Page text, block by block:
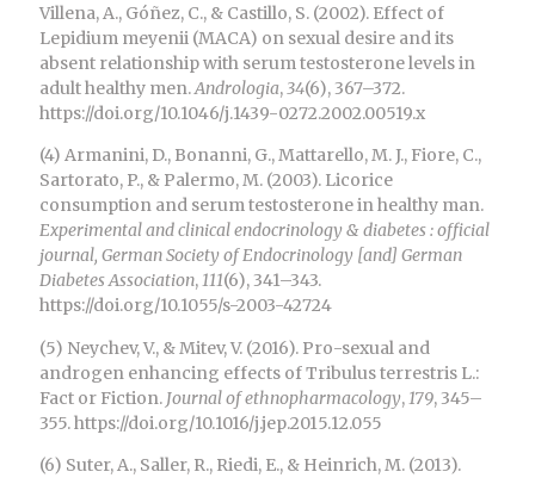
Villena, A., Góñez, C., & Castillo, S. (2002). Effect of
Lepidium meyenii (MACA) on sexual desire and its
absent relationship with serum testosterone levels in
adult healthy men.Andrologia,34(6), 367–372.
https://doi.org/10.1046/j.1439-0272.2002.00519.x
(4) Armanini, D., Bonanni, G., Mattarello, M. J., Fiore, C.,
Sartorato, P., & Palermo, M. (2003). Licorice
consumption and serum testosterone in healthy man.
Experimental and clinical endocrinology & diabetes : official
journal, German Society of Endocrinology [and] German
Diabetes Association,111(6), 341–343.
https://doi.org/10.1055/s-2003-42724
(5) Neychev, V., & Mitev, V. (2016). Pro-sexual and
androgen enhancing effects of Tribulus terrestris L.:
Fact or Fiction. Journal of ethnopharmacology,179, 345–
355. https://doi.org/10.1016/j.jep.2015.12.055
(6) Suter, A., Saller, R., Riedi, E., & Heinrich, M. (2013).